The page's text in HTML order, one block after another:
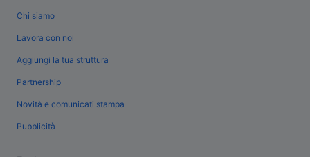
Chi siamo
Lavora con noi
Aggiungi la tua struttura
Partnership
Novità e comunicati stampa
Pubblicità